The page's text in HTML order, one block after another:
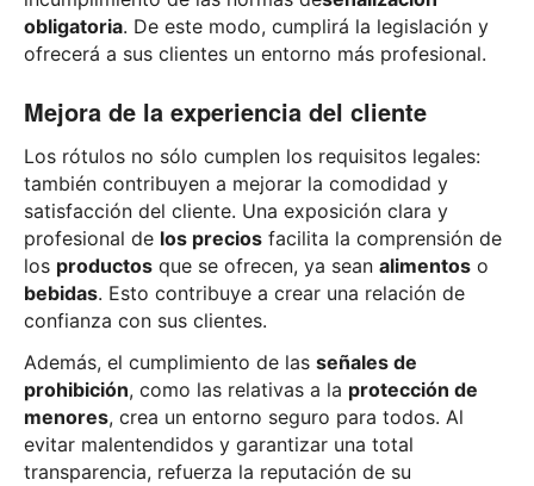
obligatoria. De este modo, cumplirá la legislación y
ofrecerá a sus clientes un entorno más profesional.
Mejora de la experiencia del cliente
Los rótulos no sólo cumplen los requisitos legales:
también contribuyen a mejorar la comodidad y
satisfacción del cliente. Una exposición clara y
profesional de los precios facilita la comprensión de
los productos que se ofrecen, ya sean alimentos o
bebidas. Esto contribuye a crear una relación de
confianza con sus clientes.
Además, el cumplimiento de las señales de
prohibición, como las relativas a la protección de
menores, crea un entorno seguro para todos. Al
evitar malentendidos y garantizar una total
transparencia, refuerza la reputación de su